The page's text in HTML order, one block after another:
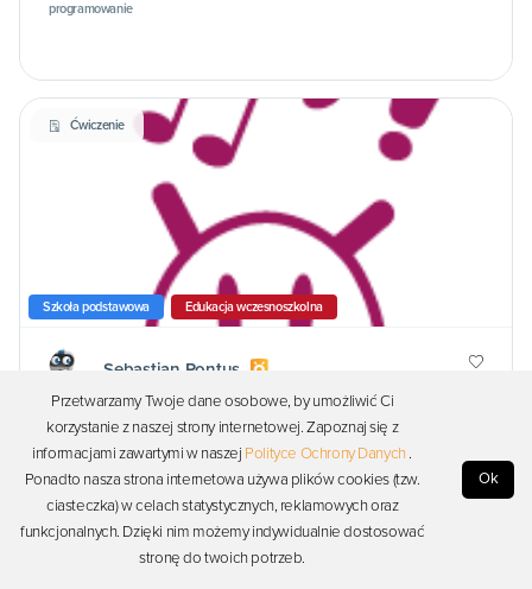
programowanie
Ćwiczenie
Szkoła podstawowa Edukacja wczesnoszkolna
Sebastian Pontus
Wyzwanie: alarm natężenia dźwięku
programowanie
Przetwarzamy Twoje dane osobowe, by umożliwić Ci
korzystanie z naszej strony internetowej. Zapoznaj się z
informacjami zawartymi w naszej Polityce Ochrony Danych .
Ponadto nasza strona internetowa używa plików cookies (tzw.
ciasteczka) w celach statystycznych, reklamowych oraz
funkcjonalnych. Dzięki nim możemy indywidualnie dostosować
stronę do twoich potrzeb.
Ok